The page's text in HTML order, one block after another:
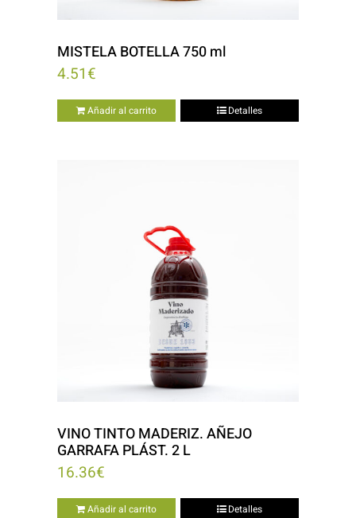
MISTELA BOTELLA 750 ml
4.51€
Añadir al carrito Detalles
VINO TINTO MADERIZ. AÑEJO
GARRAFA PLÁST. 2 L
16.36€
Añadir al carrito Detalles